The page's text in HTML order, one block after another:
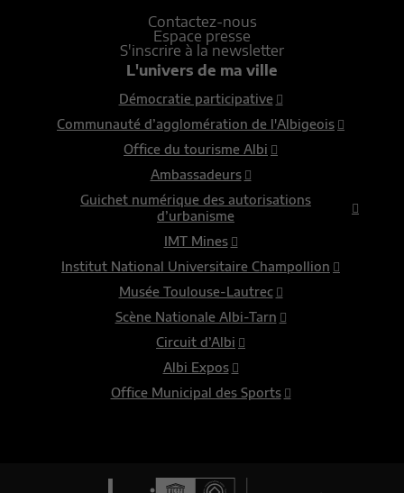
Contactez-nous
Espace presse
S'inscrire à la newsletter
L'univers de ma ville
Démocratie participative
Communauté d’agglomération de l'Albigeois
Office du tourisme Albi
Ambassadeurs
Guichet numérique des autorisations
d’urbanisme
IMT Mines
Institut National Universitaire Champollion
Musée Toulouse-Lautrec
Scène Nationale Albi-Tarn
Circuit d’Albi
Albi Expos
Office Municipal des Sports